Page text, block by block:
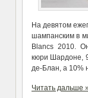
На девятом
шампанским в
Blancs 2010.
кюри Шардоне,
де-Блан, а 10%
Читать дальше